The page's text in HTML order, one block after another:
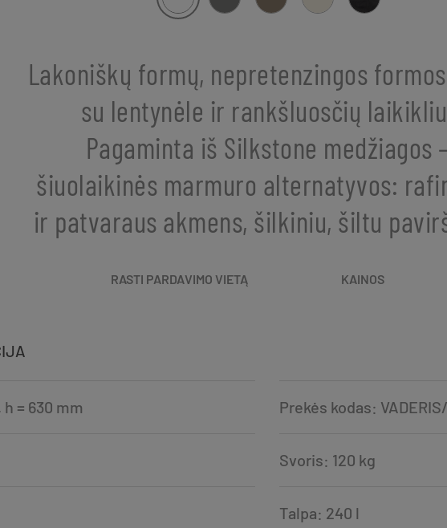
Lakoniškų formų, nepretenzingos
su lentynėle ir rankšluosčių
Pagaminta iš Silkstone medžiagos
šiuolaikinės marmuro alternatyvos:
ir patvaraus akmens, šilkiniu, šiltu
RASTI PARDAVIMO VIETĄ KAINOS
h = 630 mm Prekės kodas:
Svoris: 120 kg
Talpa: 240 l